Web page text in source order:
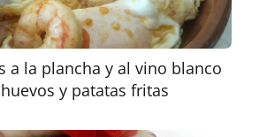
a la plancha y al vino blanco
y patatas fritas